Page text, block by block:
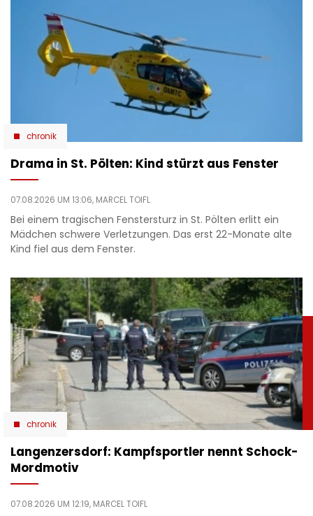
chronik
Drama in St. Pölten: Kind stürzt aus Fenster
07.08.2026 UM 13:06, MARCEL TOIFL
Bei einem tragischen Fenstersturz in St. Pölten erlitt ein
Mädchen schwere Verletzungen. Das erst 22-Monate alte
Kind fiel aus dem Fenster.
chronik
Langenzersdorf: Kampfsportler nennt Schock-
Mordmotiv
07.08.2026 UM 12:19, MARCEL TOIFL